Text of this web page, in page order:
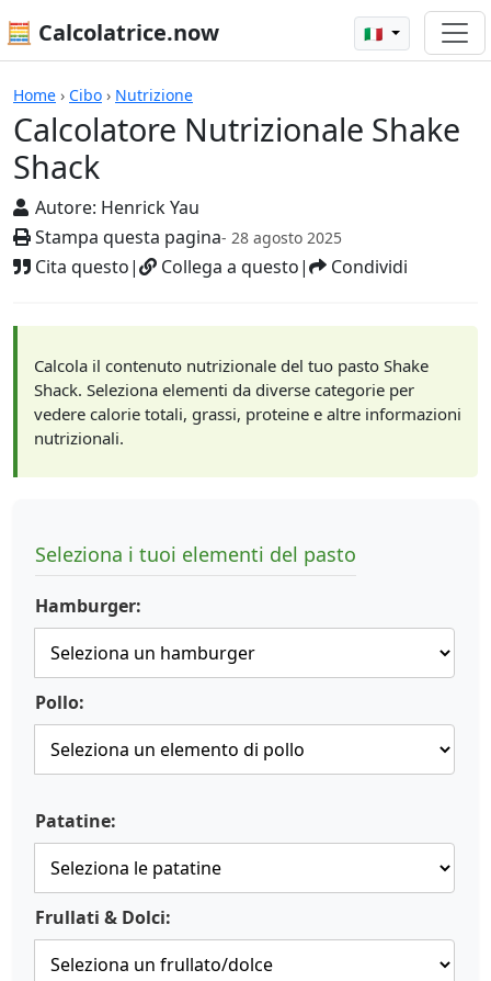
🧮 Calcolatrice.now 🇮🇹
Home › Cibo › Nutrizione
Calcolatore Nutrizionale Shake
Shack
Autore: Henrick Yau
Stampa questa pagina- 28 agosto 2025
Cita questo| Collega a questo| Condividi
Calcolatrici
Calcola il contenuto nutrizionale del tuo pasto Shake
Shack. Seleziona elementi da diverse categorie per
vedere calorie totali, grassi, proteine e altre informazioni
nutrizionali.
Seleziona i tuoi elementi del pasto
Hamburger:
Pollo:
Patatine:
Frullati & Dolci: